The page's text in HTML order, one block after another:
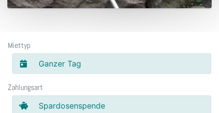
Miettyp
Ganzer Tag
Zahlungsart
Spardosenspende